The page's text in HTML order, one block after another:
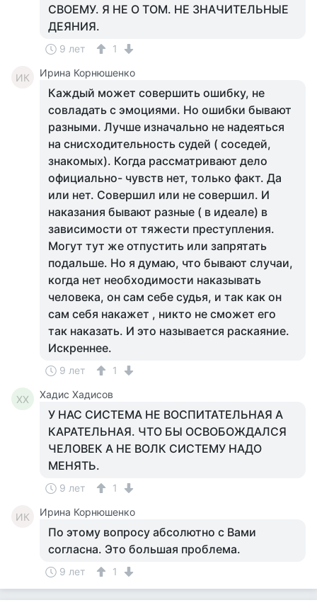
СВОЕМУ. Я НЕ О ТОМ. НЕ ЗНАЧИТЕЛЬНЫЕ
ДЕЯНИЯ.
9 лет 1
ИК Ирина Корнюшенко
Каждый может совершить ошибку, не
совладать с эмоциями. Но ошибки бывают
разными. Лучше изначально не надеяться
на снисходительность судей ( соседей,
знакомых). Когда рассматривают дело
официально- чувств нет, только факт. Да
или нет. Совершил или не совершил. И
наказания бывают разные ( в идеале) в
зависимости от тяжести преступления.
Могут тут же отпустить или запрятать
подальше. Но я думаю, что бывают случаи,
когда нет необходимости наказывать
человека, он сам себе судья, и так как он
сам себя накажет , никто не сможет его
так наказать. И это называется раскаяние.
Искреннее.
9 лет 1
ХХ Хадис Хадисов
У НАС СИСТЕМА НЕ ВОСПИТАТЕЛЬНАЯ А
КАРАТЕЛЬНАЯ. ЧТО БЫ ОСВОБОЖДАЛСЯ
ЧЕЛОВЕК А НЕ ВОЛК СИСТЕМУ НАДО
МЕНЯТЬ.
9 лет 1
ИК Ирина Корнюшенко
По этому вопросу абсолютно с Вами
согласна. Это большая проблема.
9 лет 1